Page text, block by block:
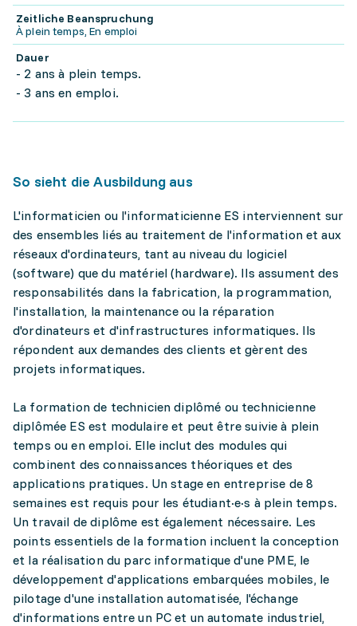
Zeitliche Beanspruchung
À plein temps, En emploi
Dauer
- 2 ans à plein temps.
- 3 ans en emploi.
So sieht die Ausbildung aus
L'informaticien ou l'informaticienne ES interviennent sur
des ensembles liés au traitement de l'information et aux
réseaux d'ordinateurs, tant au niveau du logiciel
(software) que du matériel (hardware). Ils assument des
responsabilités dans la fabrication, la programmation,
l'installation, la maintenance ou la réparation
d'ordinateurs et d'infrastructures informatiques. Ils
répondent aux demandes des clients et gèrent des
projets informatiques.
La formation de technicien diplômé ou technicienne
diplômée ES est modulaire et peut être suivie à plein
temps ou en emploi. Elle inclut des modules qui
combinent des connaissances théoriques et des
applications pratiques. Un stage en entreprise de 8
semaines est requis pour les étudiant·e·s à plein temps.
Un travail de diplôme est également nécessaire. Les
points essentiels de la formation incluent la conception
et la réalisation du parc informatique d'une PME, le
développement d'applications embarquées mobiles, le
pilotage d'une installation automatisée, l'échange
d'informations entre un PC et un automate industriel,